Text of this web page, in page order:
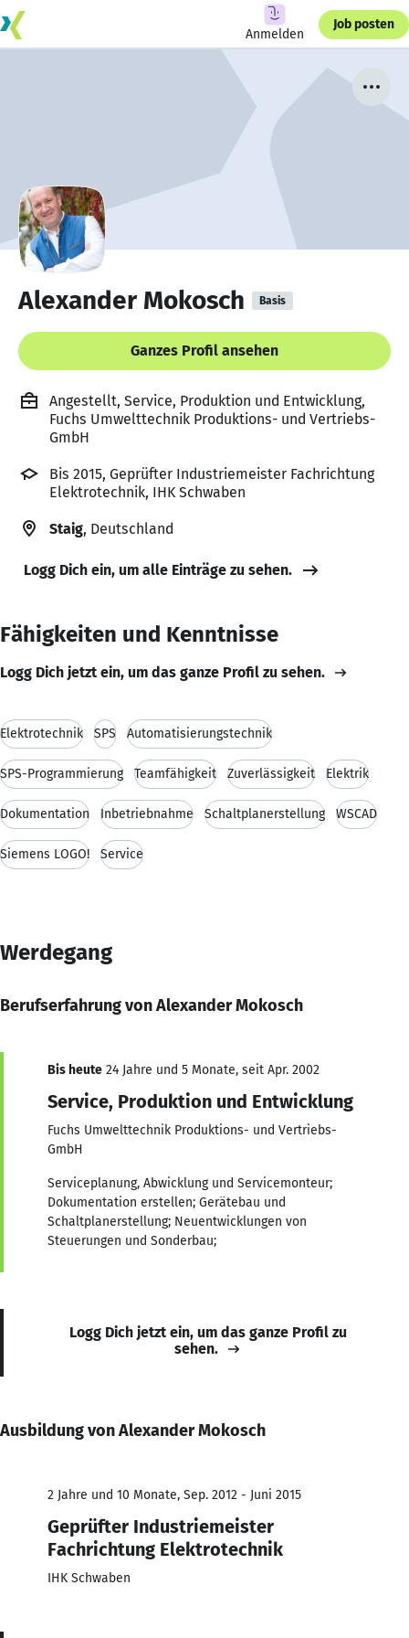
Anmelden
Job posten
Alexander Mokosch Basis
Ganzes Profil ansehen
Angestellt, Service, Produktion und Entwicklung,
Fuchs Umwelttechnik Produktions- und Vertriebs-
GmbH
Bis 2015, Geprüfter Industriemeister Fachrichtung
Elektrotechnik, IHK Schwaben
Staig, Deutschland
Logg Dich ein, um alle Einträge zu sehen.
Fähigkeiten und Kenntnisse
Logg Dich jetzt ein, um das ganze Profil zu sehen.
Elektrotechnik SPS Automatisierungstechnik
SPS-Programmierung Teamfähigkeit Zuverlässigkeit Elektrik
Dokumentation Inbetriebnahme Schaltplanerstellung WSCAD
Siemens LOGO! Service
Werdegang
Berufserfahrung von Alexander Mokosch
Bis heute 24 Jahre und 5 Monate, seit Apr. 2002
Service, Produktion und Entwicklung
Fuchs Umwelttechnik Produktions- und Vertriebs-
GmbH
Serviceplanung, Abwicklung und Servicemonteur;
Dokumentation erstellen; Gerätebau und
Schaltplanerstellung; Neuentwicklungen von
Steuerungen und Sonderbau;
Logg Dich jetzt ein, um das ganze Profil zu
sehen.
Ausbildung von Alexander Mokosch
2 Jahre und 10 Monate, Sep. 2012 - Juni 2015
Geprüfter Industriemeister
Fachrichtung Elektrotechnik
IHK Schwaben